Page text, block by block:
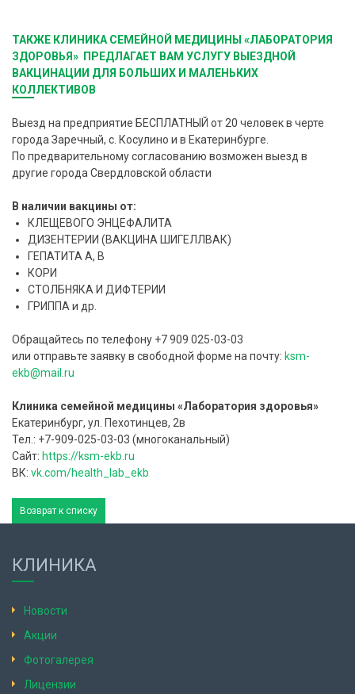
ТАКЖЕ КЛИНИКА СЕМЕЙНОЙ МЕДИЦИНЫ «ЛАБОРАТОРИЯ
ЗДОРОВЬЯ» ПРЕДЛАГАЕТ ВАМ УСЛУГУ ВЫЕЗДНОЙ
ВАКЦИНАЦИИ ДЛЯ БОЛЬШИХ И МАЛЕНЬКИХ
КОЛЛЕКТИВОВ
Выезд на предприятие БЕСПЛАТНЫЙ от 20 человек в черте
города Заречный, с. Косулино и в Екатеринбурге.
По предварительному согласованию возможен выезд в
другие города Свердловской области
В наличии вакцины от:
КЛЕЩЕВОГО ЭНЦЕФАЛИТА
ДИЗЕНТЕРИИ (ВАКЦИНА ШИГЕЛЛВАК)
ГЕПАТИТА А, В
КОРИ
СТОЛБНЯКА И ДИФТЕРИИ
ГРИППА и др.
Обращайтесь по телефону +7 909 025-03-03
или отправьте заявку в свободной форме на почту: ksm-
ekb@mail.ru
Клиника семейной медицины «Лаборатория здоровья»
Екатеринбург, ул. Пехотинцев, 2в
Тел.: +7-909-025-03-03 (многоканальный)
Сайт: https://ksm-ekb.ru
ВК: vk.com/health_lab_ekb
Возврат к списку
КЛИНИКА
Новости
Акции
Фотогалерея
Лицензии